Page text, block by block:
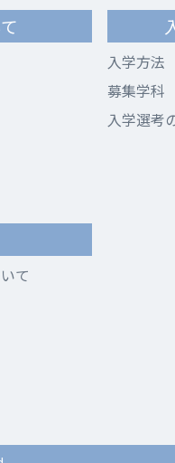
入学方法
募集学科
入学選考
て